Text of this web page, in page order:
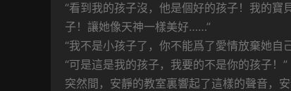
“看到我的孩子沒，他是個好的孩子！我的
子！讓她像天神一樣美好……”
“我不是小孩子了，你不能爲了愛情放棄她自
“可是這是我的孩子，我要的不是你的孩子！”
突然間，安靜的教室裏響起了這樣的聲音，